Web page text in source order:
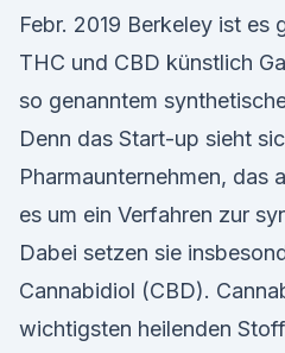
Febr. 2019 Berkeley ist es
THC und CBD künstlich
so genanntem
Denn das Start-up sieht
Pharmaunternehmen, das
es um ein Verfahren zur
Dabei setzen sie
Cannabidiol (CBD).
wichtigsten heilenden